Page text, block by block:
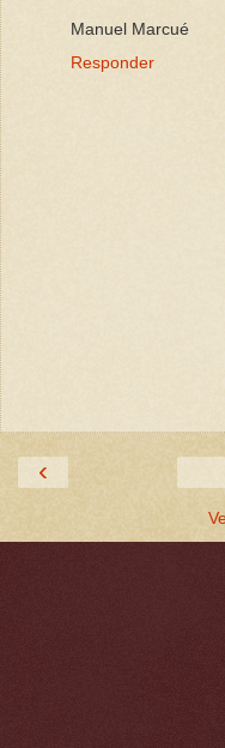
Manuel Marcué
Responder
‹